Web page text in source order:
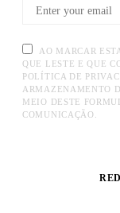
AO MARCAR
QUE LESTE E QUE
POLÍTICA DE
ARMAZENAMENTO
MEIO DESTE
COMUNICAÇÃO.